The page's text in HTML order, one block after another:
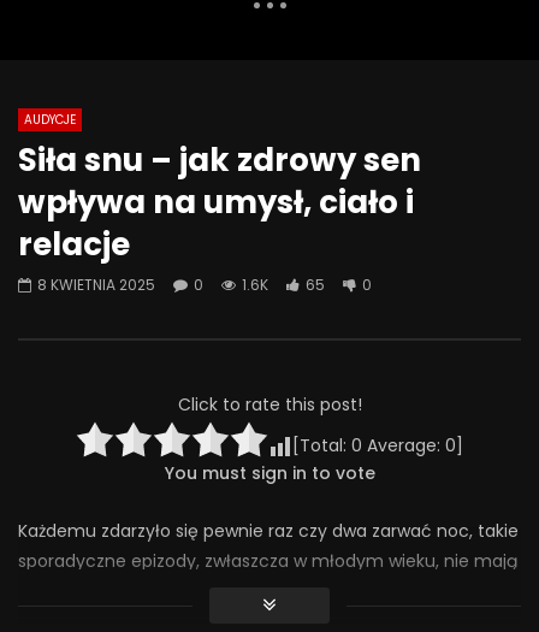
Alkohol, leki antydepresyjne (SSRI)
i benzodiazepiny – FATALNE
połączenie? | Misja Psychiatria
#143
23 GRUDNIA 2025
Wesołych świąt!
23 GRUDNIA 2025
AUDYCJE
Siła snu – jak zdrowy sen
wpływa na umysł, ciało i
relacje
8 KWIETNIA 2025 0 1.6K 65 0
Click to rate this post!
[Total: 0 Average: 0]
You must sign in to vote
Każdemu zdarzyło się pewnie raz czy dwa zarwać noc, takie
sporadyczne epizody, zwłaszcza w młodym wieku, nie mają